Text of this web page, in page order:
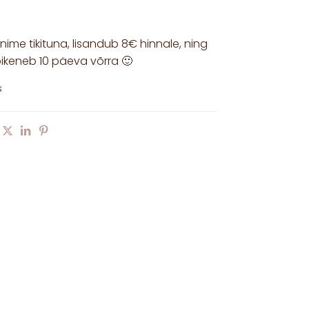
tikituna, lisandub 8€ hinnale, ning
10 päeva võrra 🙂